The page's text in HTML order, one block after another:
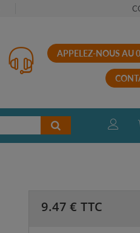
APPELEZ-NOUS AU
9.47 € TTC